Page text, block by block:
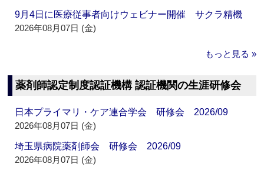
9月4日に医療従事者向けウェビナー開催 サクラ精機
2026年08月07日 (金)
もっと見る »
薬剤師認定制度認証機構 認証機関の生涯研修会
日本プライマリ・ケア連合学会 研修会 2026/09
2026年08月07日 (金)
埼玉県病院薬剤師会 研修会 2026/09
2026年08月07日 (金)